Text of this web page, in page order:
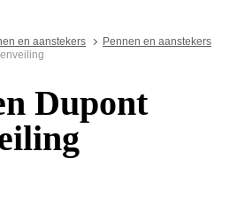
en aanstekers
Pennen en aanstekers
Dupont